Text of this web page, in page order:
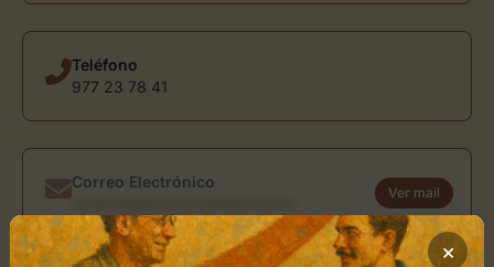
Teléfono
977 23 78 41
Correo Electrónico
Ver mail
×